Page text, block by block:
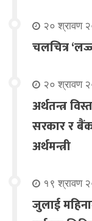
२० श्रावण
चलचित्र
२० श्रावण
अर्थतन्त्र
सरकार र
अर्थमन्त्री
१९ श्रावण
जुलाई